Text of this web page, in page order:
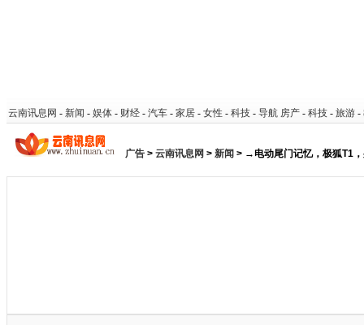
云南讯息网 - 新闻 - 娱体 - 财经 - 汽车 - 家居 - 女性 - 科技 - 导航 房产 - 科技 - 旅游 -
广告> 云南讯息网 > 新闻 > →电动尾门记忆，极狐T1